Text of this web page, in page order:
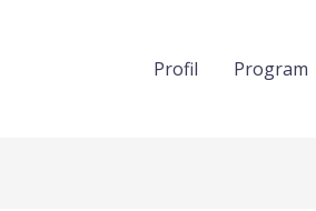
Profil Program